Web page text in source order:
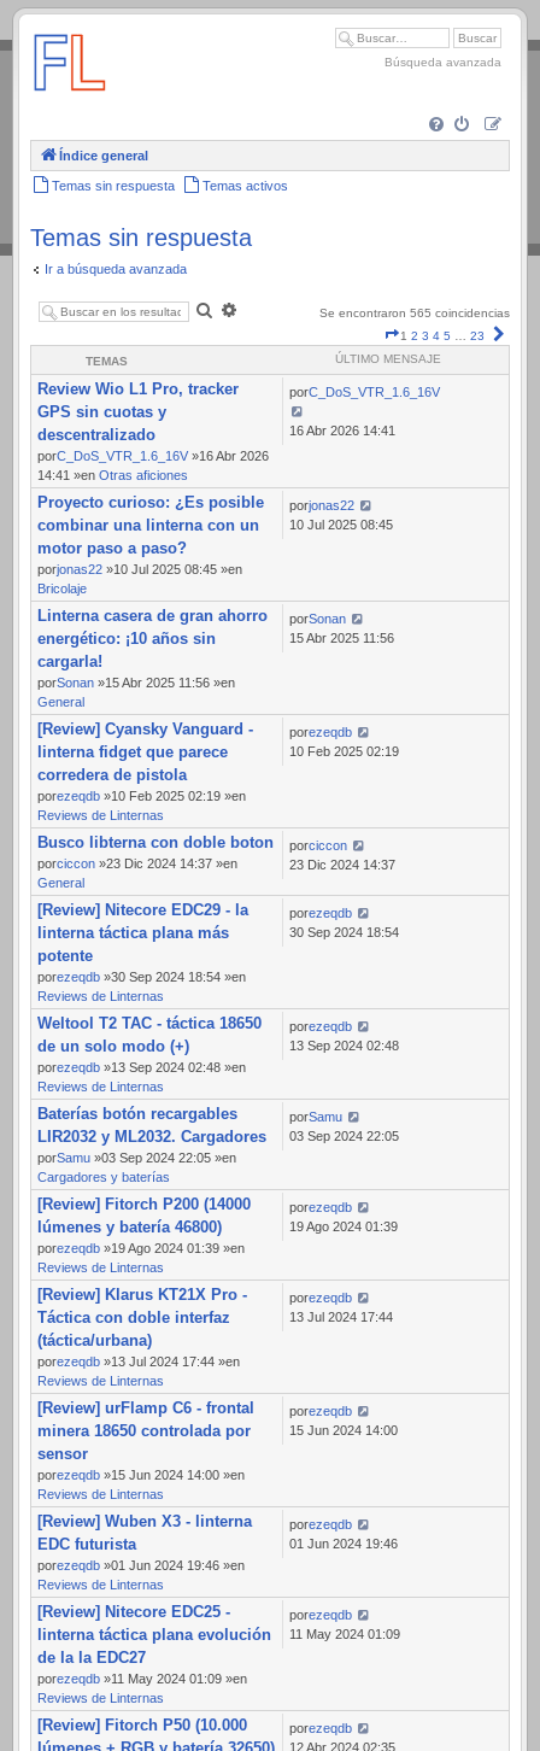
.
Búsqueda avanzada
Índice general
Temas sin respuesta Temas activos
Temas sin respuesta
Ir a búsqueda avanzada
Buscar
Se encontraron 565 coincidencias
Página
23
1 2 3 4 5 23
TEMAS ÚLTIMO MENSAJE
Review Wio L1 Pro, tracker
GPS sin cuotas y
descentralizado
porC_DoS_VTR_1.6_16V »16 Abr 2026
14:41 »en Otras aficiones
porC_DoS_VTR_1.6_16V
16 Abr 2026 14:41
Proyecto curioso: ¿Es posible
combinar una linterna con un
motor paso a paso?
porjonas22 »10 Jul 2025 08:45 »en
Bricolaje
porjonas22
10 Jul 2025 08:45
Linterna casera de gran ahorro
energético: ¡10 años sin
cargarla!
porSonan »15 Abr 2025 11:56 »en
General
porSonan
15 Abr 2025 11:56
[Review] Cyansky Vanguard -
linterna fidget que parece
corredera de pistola
porezeqdb »10 Feb 2025 02:19 »en
Reviews de Linternas
porezeqdb
10 Feb 2025 02:19
Busco libterna con doble boton
porciccon »23 Dic 2024 14:37 »en
General
porciccon
23 Dic 2024 14:37
[Review] Nitecore EDC29 - la
linterna táctica plana más
potente
porezeqdb »30 Sep 2024 18:54 »en
Reviews de Linternas
porezeqdb
30 Sep 2024 18:54
Weltool T2 TAC - táctica 18650
de un solo modo (+)
porezeqdb »13 Sep 2024 02:48 »en
Reviews de Linternas
porezeqdb
13 Sep 2024 02:48
Baterías botón recargables
LIR2032 y ML2032. Cargadores
porSamu »03 Sep 2024 22:05 »en
Cargadores y baterías
porSamu
03 Sep 2024 22:05
[Review] Fitorch P200 (14000
lúmenes y batería 46800)
porezeqdb »19 Ago 2024 01:39 »en
Reviews de Linternas
porezeqdb
19 Ago 2024 01:39
[Review] Klarus KT21X Pro -
Táctica con doble interfaz
(táctica/urbana)
porezeqdb »13 Jul 2024 17:44 »en
Reviews de Linternas
porezeqdb
13 Jul 2024 17:44
[Review] urFlamp C6 - frontal
minera 18650 controlada por
sensor
porezeqdb »15 Jun 2024 14:00 »en
Reviews de Linternas
porezeqdb
15 Jun 2024 14:00
[Review] Wuben X3 - linterna
EDC futurista
porezeqdb »01 Jun 2024 19:46 »en
Reviews de Linternas
porezeqdb
01 Jun 2024 19:46
[Review] Nitecore EDC25 -
linterna táctica plana evolución
de la la EDC27
porezeqdb »11 May 2024 01:09 »en
Reviews de Linternas
porezeqdb
11 May 2024 01:09
[Review] Fitorch P50 (10.000
lúmenes + RGB y batería 32650)
porezeqdb
12 Abr 2024 02:35